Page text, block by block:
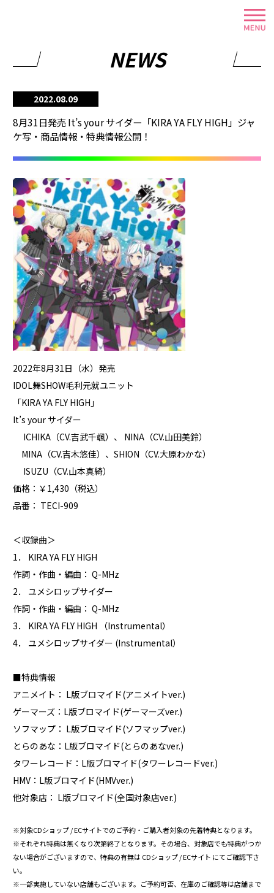
NEWS
2022.08.09
8月31日発売 It’s your サイダー「KIRA YA FLY HIGH」ジャ
ケ写・商品情報・特典情報公開！
2022年8月31日（水）発売
IDOL舞SHOW毛利元就ユニット
「KIRA YA FLY HIGH」
It’s your サイダー
ICHIKA（CV.吉武千颯）、 NINA（CV.山田美鈴）
MINA（CV.吉木悠佳）、SHION（CV.大原わかな）
ISUZU（CV.山本真綺）
価格：￥1,430（税込）
品番： TECI-909
＜収録曲＞
1． KIRA YA FLY HIGH
作詞・作曲・編曲： Q-MHz
2． ユメシロップサイダー
作詞・作曲・編曲： Q-MHz
3． KIRA YA FLY HIGH （Instrumental）
4． ユメシロップサイダー (Instrumental）
■特典情報
アニメイト： L版ブロマイド(アニメイトver.)
ゲーマーズ：L版ブロマイド(ゲーマーズver.)
ソフマップ： L版ブロマイド(ソフマップver.)
とらのあな：L版ブロマイド(とらのあなver.)
タワーレコード：L版ブロマイド(タワーレコードver.)
HMV：L版ブロマイド(HMVver.)
他対象店： L版ブロマイド(全国対象店ver.)
※対象CDショップ / ECサイトでのご予約・ご購入者対象の先着特典となります。
※それぞれ特典は無くなり次第終了となります。その場合、対象店でも特典がつか
ない場合がございますので、特典の有無は CDショップ / ECサイト にてご確認下さ
い。
※一部実施していない店舗もございます。ご予約可否、在庫のご確認等は店舗まで